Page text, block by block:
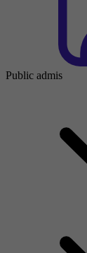
Public admis